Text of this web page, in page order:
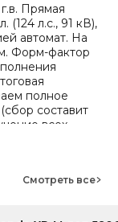
Прямая
(124 л.с., 91 кВ),
автомат. На
Форм-фактор
полное
составит
всех
полную
Смотреть все